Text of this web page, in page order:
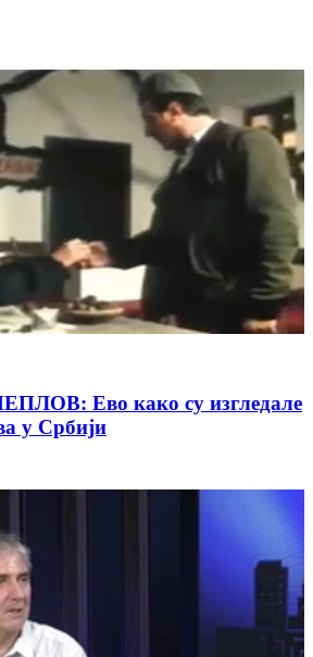
Ево како су изгледале
у Србији